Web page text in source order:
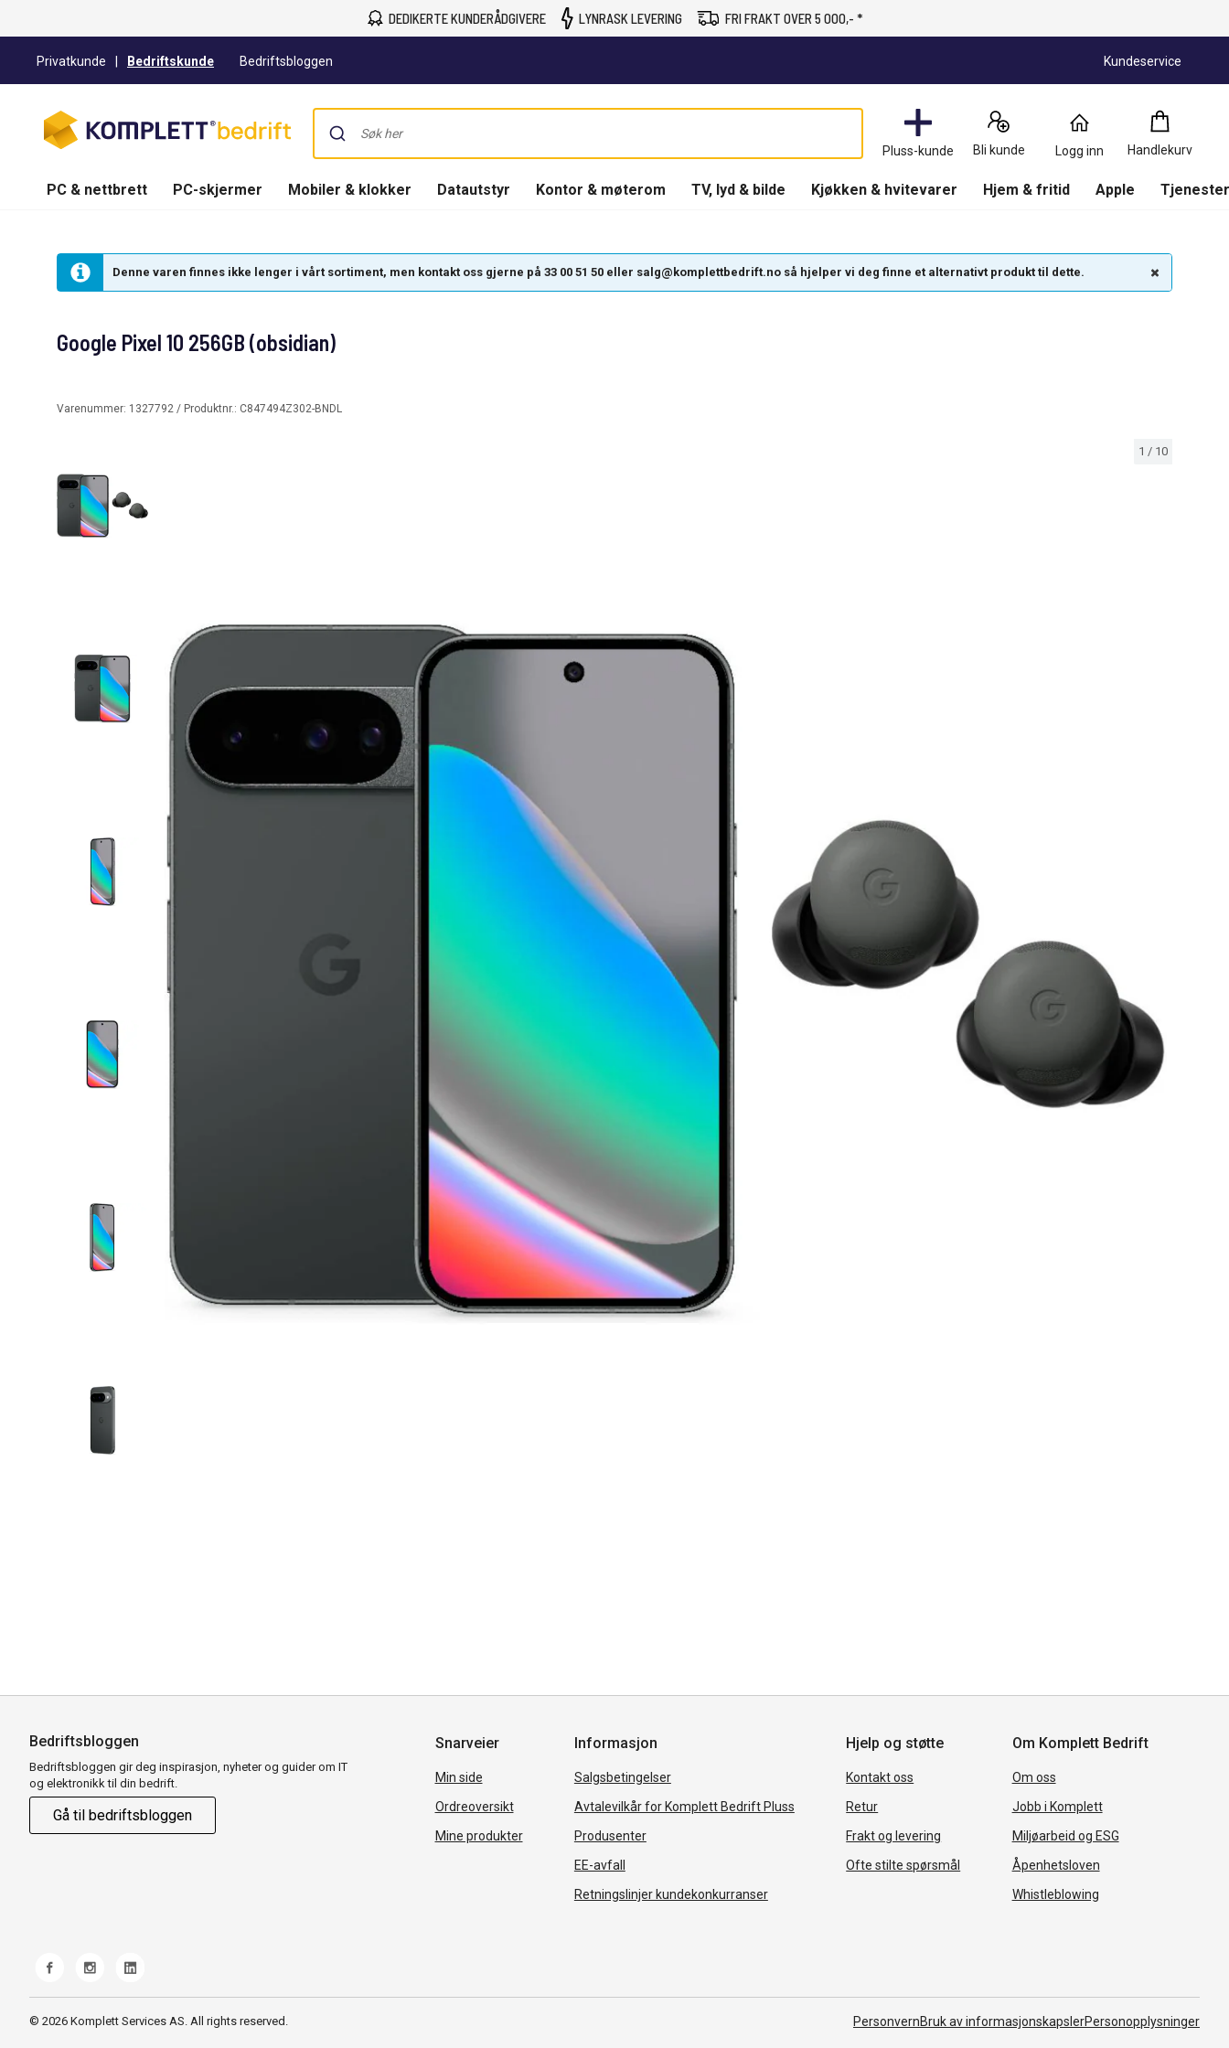
DEDIKERTE KUNDERÅDGIVERE LYNRASK LEVERING FRI FRAKT OVER 5 000,- *
Privatkunde Bedriftskunde Bedriftsbloggen Kundeservice
Pluss-kunde Bli kunde Logg inn Handlekurv
Handlekurv
0
Produkter
PC & nettbrett PC-skjermer Mobiler & klokker Datautstyr Kontor & møterom TV, lyd & bilde Kjøkken & hvitevarer Hjem & fritid Apple
Denne varen finnes ikke lenger i vårt sortiment, men kontakt oss gjerne på 33 00 51 50 eller salg@komplettbedrift.no så hjelper vi deg finne et alternativt produkt til dette.
1 / 10
Google Pixel 10 256GB (obsidian)
Varenummer: 1327792 / Produktnr.: C847494Z302-BNDL
Bedriftsbloggen
Bedriftsbloggen gir deg inspirasjon, nyheter og guider om IT
og elektronikk til din bedrift.
Gå til bedriftsbloggen
Snarveier
Min side
Ordreoversikt
Mine produkter
Informasjon
Salgsbetingelser
Avtalevilkår for Komplett Bedrift Pluss
Produsenter
EE-avfall
Retningslinjer kundekonkurranser
Hjelp og støtte
Kontakt oss
Retur
Frakt og levering
Ofte stilte spørsmål
Om Komplett Bedrift
Om oss
Jobb i Komplett
Miljøarbeid og ESG
Åpenhetsloven
Whistleblowing
© 2026 Komplett Services AS. All rights reserved. PersonvernBruk av informasjonskapslerPersonopplysninger